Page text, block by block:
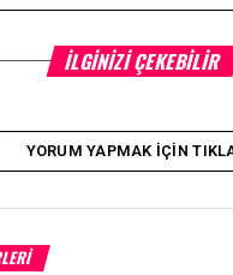
2015 Diploma Eki Etiketini
İLGINIZI ÇEKEBILIR
YORUM YAPMAK İÇIN